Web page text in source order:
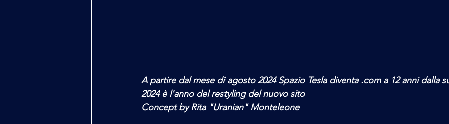
A partire dal mese di agosto 2024 Spazio Tesla diventa .com a 12 anni dalla
2024 è l'anno del restyling del nuovo sito
Concept by Rita "Uranian" Monteleone